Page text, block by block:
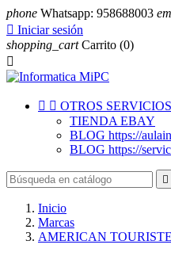
phone Whatsapp: 958688003
 Iniciar sesión
shopping_cart Carrito (0)

  OTROS SERVICIOS
TIENDA EBAY
BLOG https://
BLOG https://

Inicio
Marcas
AMERICAN